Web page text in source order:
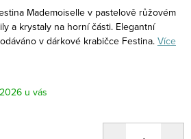
Mademoiselle v pastelově růžovém
a krystaly na horní části. Elegantní
v dárkové krabičce Festina. Více